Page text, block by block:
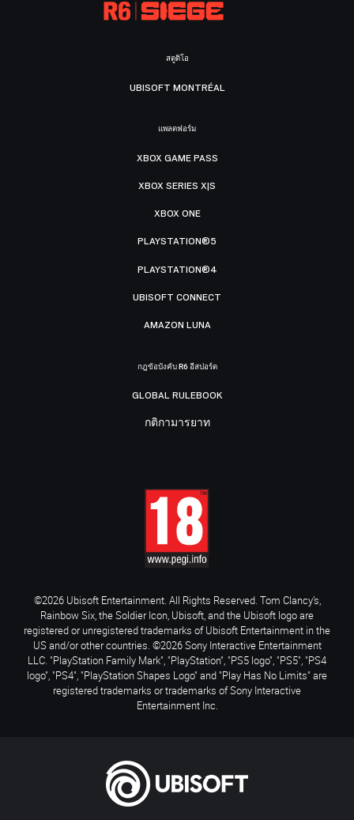
สตูดิโอ
UBISOFT MONTRÉAL
แพลตฟอร์ม
XBOX GAME PASS
XBOX SERIES X|S
XBOX ONE
PLAYSTATION®5
PLAYSTATION®4
UBISOFT CONNECT
AMAZON LUNA
กฎข้อบังคับ R6 อีสปอร์ต
GLOBAL RULEBOOK
กติกามารยาท
©2026 Ubisoft Entertainment. All Rights Reserved. Tom Clancy’s,
Rainbow Six, the Soldier Icon, Ubisoft, and the Ubisoft logo are
registered or unregistered trademarks of Ubisoft Entertainment in the
US and/or other countries. ©2026 Sony Interactive Entertainment
LLC. "PlayStation Family Mark", "PlayStation", "PS5 logo", "PS5", "PS4
logo", "PS4", "PlayStation Shapes Logo" and "Play Has No Limits" are
registered trademarks or trademarks of Sony Interactive
Entertainment Inc.